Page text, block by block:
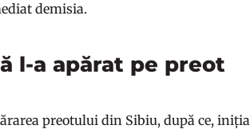
demisia.
l-a apărat pe preot
preotului din Sibiu, după ce,